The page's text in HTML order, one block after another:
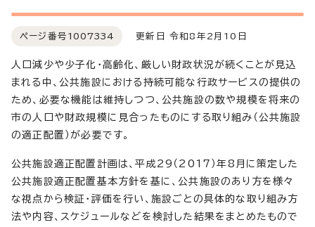
ページ番号 1007334 更新日 令和8年2月10日
人口減少や少子化・高齢化、厳しい財政状況が続くことが見込
まれる中、公共施設における持続可能な行政サービスの提供の
ため、必要な機能は維持しつつ、公共施設の数や規模を将来の
市の人口や財政規模に見合ったものにする取り組み（公共施設
の適正配置）が必要です。
公共施設適正配置計画は、平成29（2017）年8月に策定した
公共施設適正配置基本方針を基に、公共施設のあり方を様々
な視点から検証・評価を行い、施設ごとの具体的な取り組み方
法や内容、スケジュールなどを検討した結果をまとめたもので